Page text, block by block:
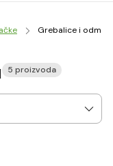
Grebalice i
5 proizvoda